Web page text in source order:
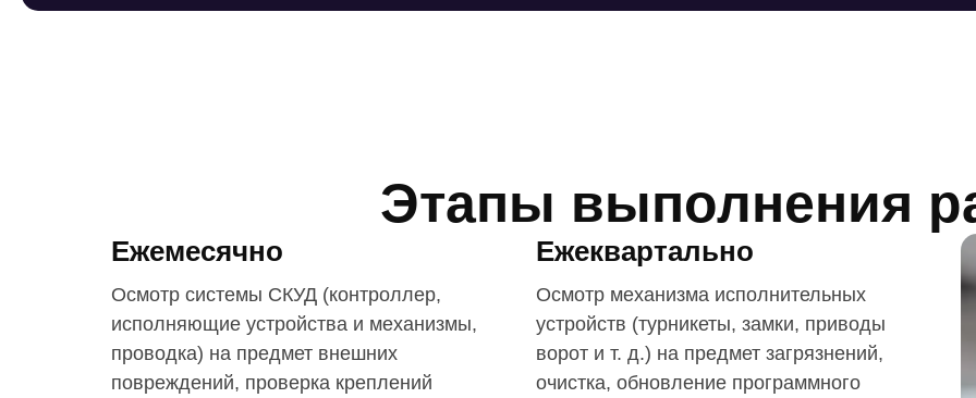
Этапы выполнения
Ежемесячно
Осмотр системы СКУД (контроллер,
исполняющие устройства и механизмы,
проводка) на предмет внешних
повреждений, проверка креплений
Ежеквартально
Осмотр механизма исполнительных
устройств (турникеты, замки, приводы
ворот и т. д.) на предмет загрязнений,
очистка, обновление программного